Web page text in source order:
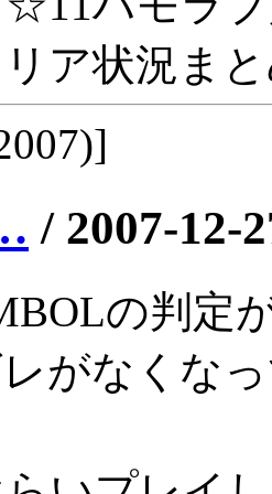
ア状況ま
/ 2007-12-
の判定
がなくな